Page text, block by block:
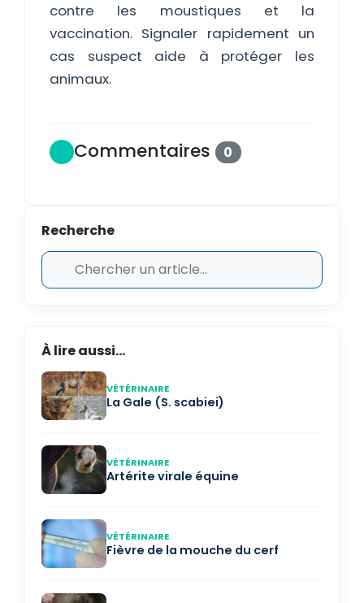
contre les moustiques et la
vaccination. Signaler rapidement un
cas suspect aide à protéger les
animaux.
Commentaires 0
Recherche
À lire aussi...
VÉTÉRINAIRE
La Gale (S. scabiei)
VÉTÉRINAIRE
Artérite virale équine
VÉTÉRINAIRE
Fièvre de la mouche du cerf